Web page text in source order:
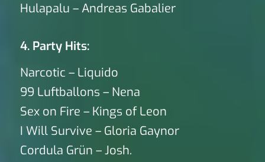
Hulapalu – Andreas Gabalier
4. Party Hits:
Narcotic – Liquido
99 Luftballons – Nena
Sex on Fire – Kings of Leon
I Will Survive – Gloria Gaynor
Cordula Grün – Josh.